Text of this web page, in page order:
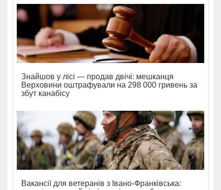
Знайшов у лісі — продав двічі: мешканця
Верховини оштрафували на 298 000 гривень за
збут канабісу
Вакансії для ветеранів з Івано-Франківська: